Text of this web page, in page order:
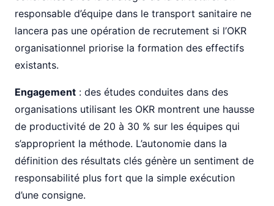
responsable d’équipe dans le transport sanitaire ne
lancera pas une opération de recrutement si l’OKR
organisationnel priorise la formation des effectifs
existants.
Engagement : des études conduites dans des
organisations utilisant les OKR montrent une hausse
de productivité de 20 à 30 % sur les équipes qui
s’approprient la méthode. L’autonomie dans la
définition des résultats clés génère un sentiment de
responsabilité plus fort que la simple exécution
d’une consigne.